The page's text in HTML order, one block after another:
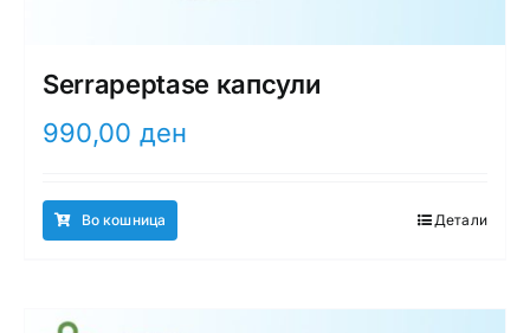
Serrapeptase капсули
990,00 ден
Во кошница Детали